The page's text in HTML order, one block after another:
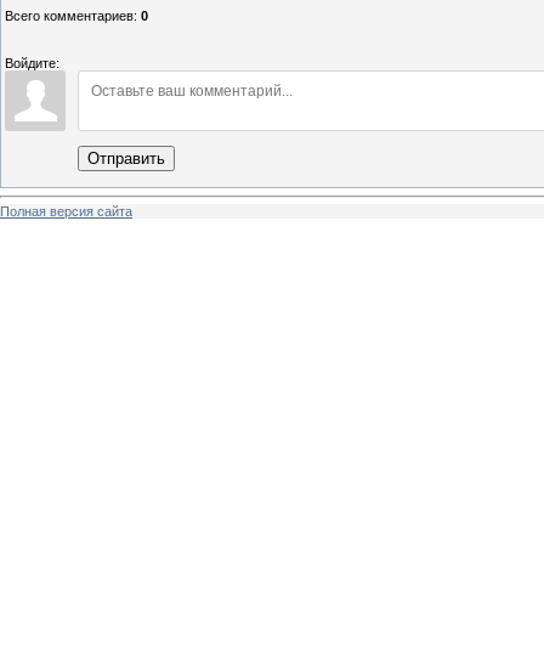
Всего комментариев: 0
Войдите:
Отправить
Полная версия сайта